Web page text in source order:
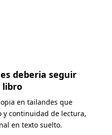
deberia seguir
libro
en tailandes que
y continuidad de lectura,
en texto suelto.